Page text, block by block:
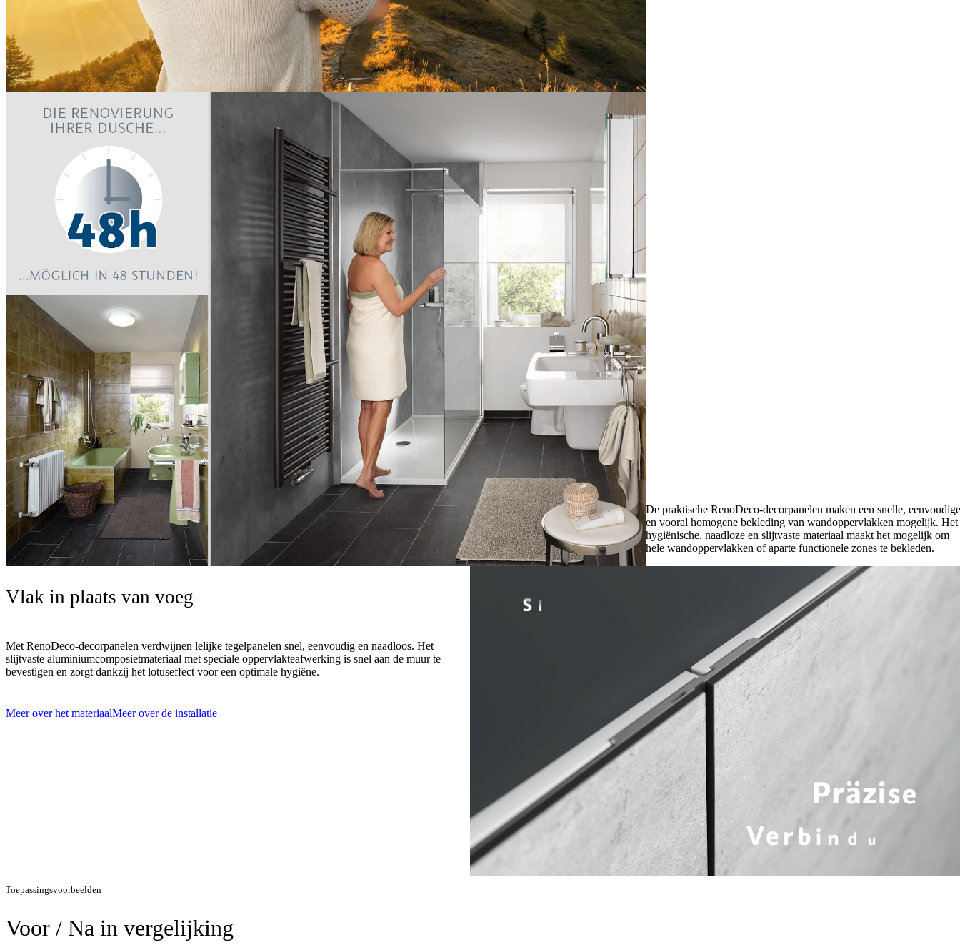
De praktische RenoDeco-decorpanelen maken een snelle, eenvoudige
en vooral homogene bekleding van wandoppervlakken mogelijk. Het
hygiënische, naadloze en slijtvaste materiaal maakt het mogelijk om
hele wandoppervlakken of aparte functionele zones te bekleden.
Vlak in plaats van voeg
Met RenoDeco-decorpanelen verdwijnen lelijke tegelpanelen snel, eenvoudig en naadloos. Het
slijtvaste aluminiumcomposietmateriaal met speciale oppervlakteafwerking is snel aan de muur te
bevestigen en zorgt dankzij het lotuseffect voor een optimale hygiëne.
Meer over het materiaalMeer over de installatie
Toepassingsvoorbeelden
Voor / Na in vergelijking